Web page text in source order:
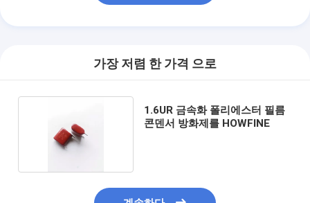
가장 저렴 한 가격 으로
1.6UR 금속화 폴리에스터 필름
콘덴서 방화제를 HOWFINE